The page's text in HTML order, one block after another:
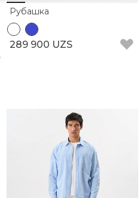
Рубашка
289 900 UZS